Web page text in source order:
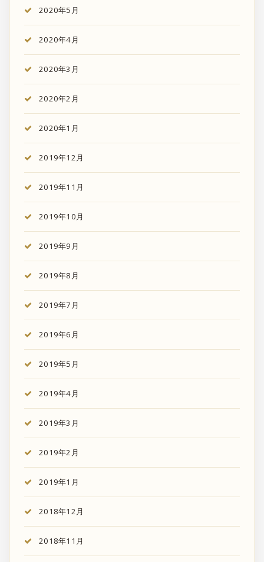
2020年5月
2020年4月
2020年3月
2020年2月
2020年1月
2019年12月
2019年11月
2019年10月
2019年9月
2019年8月
2019年7月
2019年6月
2019年5月
2019年4月
2019年3月
2019年2月
2019年1月
2018年12月
2018年11月